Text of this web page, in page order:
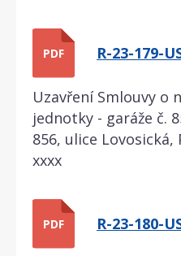
PDF R-23-179-
Uzavření Smlouvy o
jednotky - garáže č.
856, ulice Lovosická,
xxxx
PDF R-23-180-